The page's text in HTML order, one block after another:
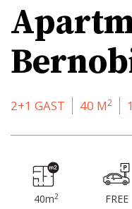
2+1 GAST 40 M2
40m2 FREE